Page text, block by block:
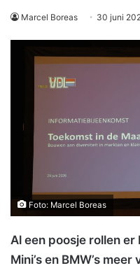
Marcel Boreas 30 juni
Foto: Marcel Boreas
Al een poosje rollen
Mini’s en BMW’s